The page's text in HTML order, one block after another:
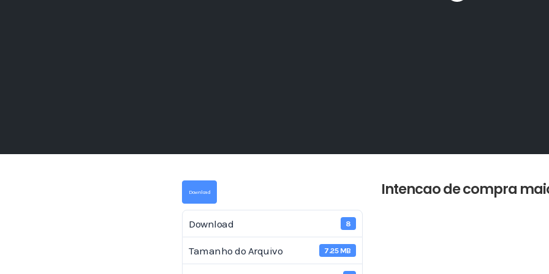
Download
Download 8
Tamanho do Arquivo 7.25 MB
Intencao de compra